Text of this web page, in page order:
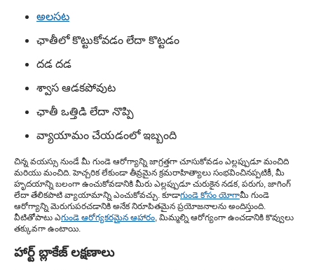
అలసట
ఛాతీలో కొట్టుకోవడం లేదా కొట్టడం
దడ దడ
శ్వాస ఆడకపోవుట
ఛాతీ ఒత్తిడి లేదా నొప్పి
వ్యాయామం చేయడంలో ఇబ్బంది
చిన్న వయస్సు నుండే మీ గుండె ఆరోగ్యాన్ని జాగ్రత్తగా చూసుకోవడం ఎల్లప్పుడూ మంచిది
మరియు మంచిది. హెచ్చరిక లేకుండా తీవ్రమైన క్రమరాహిత్యాలు సంభవించినప్పటికీ, మీ
హృదయాన్ని బలంగా ఉంచుకోవడానికి మీరు ఎల్లప్పుడూ చురుకైన నడక, పరుగు, జాగింగ్
లేదా తేలికపాటి వ్యాయామాన్ని ఎంచుకోవచ్చు. కూడాగుండె కోసం యోగామీ గుండె
ఆరోగ్యాన్ని మెరుగుపరచడానికి అనేక నిరూపితమైన ప్రయోజనాలను అందిస్తుంది.
వీటితోపాటు ఎగుండె ఆరోగ్యకరమైన ఆహారం, మిమ్మల్ని ఆరోగ్యంగా ఉంచడానికి కొవ్వులు
తక్కువగా ఉంటాయి.
హార్ట్ బ్లాకేజ్ లక్షణాలు